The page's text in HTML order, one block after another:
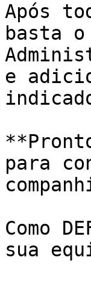
Após
basta
e
para
Como
sua